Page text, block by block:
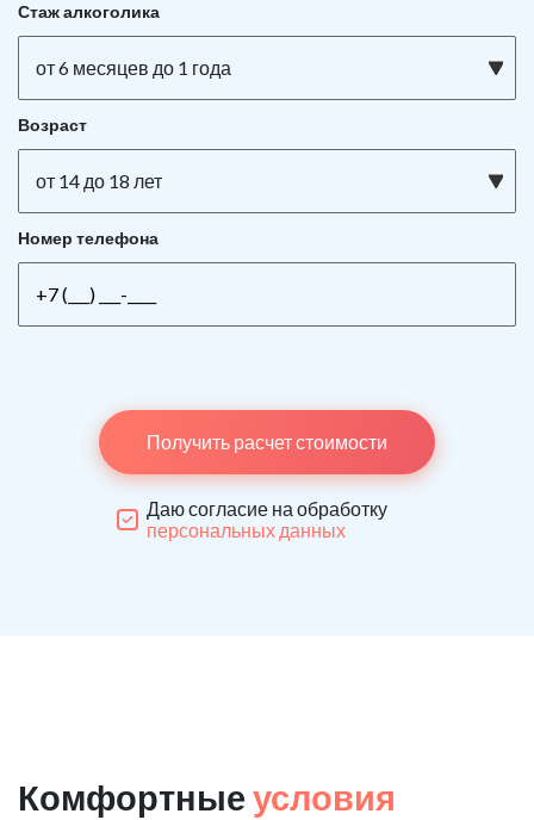
Стаж алкоголика
от 6 месяцев до 1 года
Возраст
от 14 до 18 лет
Номер телефона
Получить расчет стоимости
Даю согласие на обработку
персональных данных
Комфортные условия